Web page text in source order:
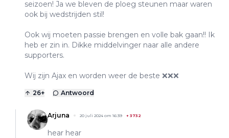
seizoen! Ja we bleven de ploeg steunen maar waren
ook bij wedstrijden stil!
Ook wij moeten passie brengen en volle bak gaan!! Ik
heb er zin in. Dikke middelvinger naar alle andere
supporters.
Wij zijn Ajax en worden weer de beste ❌❌❌
26+ Antwoord
Arjuna 20 juli 2024 om 16:39 + 3732
hear hear